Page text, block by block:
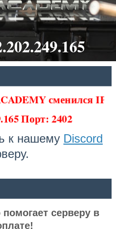
сменился IP
Порт: 2402
к нашему Discord
серверу в